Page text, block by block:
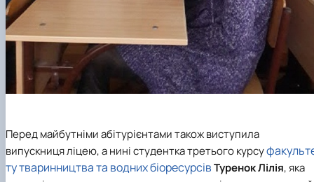
Перед майбутніми абітурієнтами також виступила
випускниця ліцею, а нині студентка третього курсу
ту тваринництва та водних біоресурсівТуренок Лілія, яка